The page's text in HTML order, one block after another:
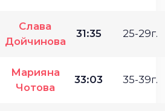
Слава
Дойчинова
31:35 25-29г.
Марияна
Чотова
33:03 35-39г.